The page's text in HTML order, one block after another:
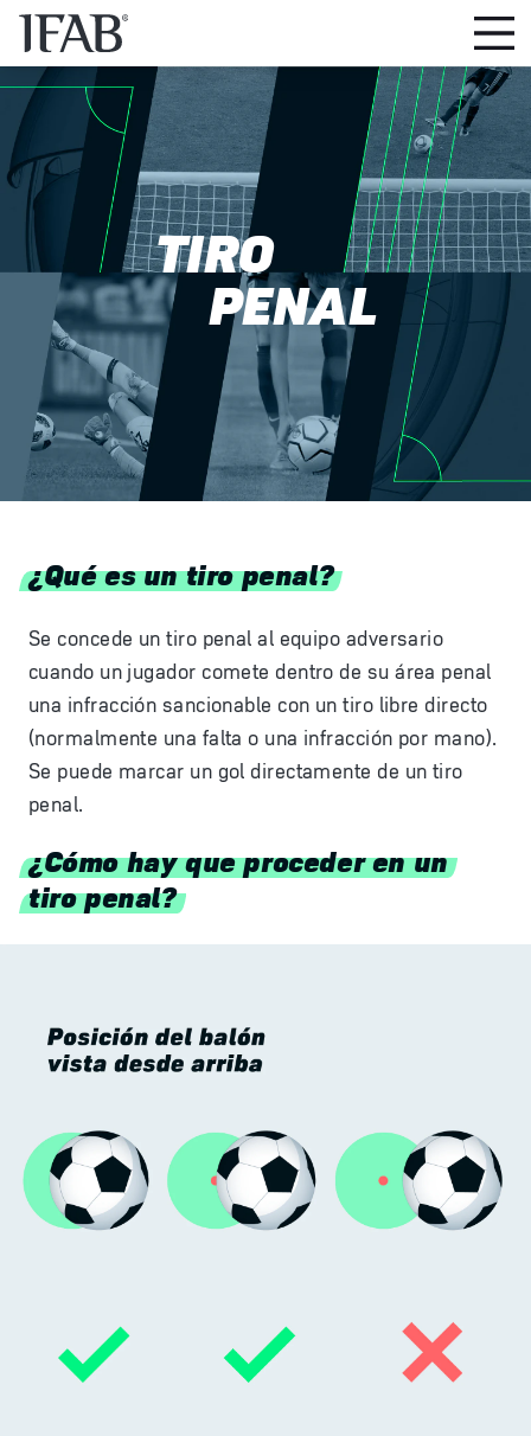
TIRO
PENAL
¿Qué es un tiro penal?
Se concede un tiro penal al equipo adversario
cuando un jugador comete dentro de su área penal
una infracción sancionable con un tiro libre directo
(normalmente una falta o una infracción por mano).
Se puede marcar un gol directamente de un tiro
penal.
¿Cómo hay que proceder en un
tiro penal?